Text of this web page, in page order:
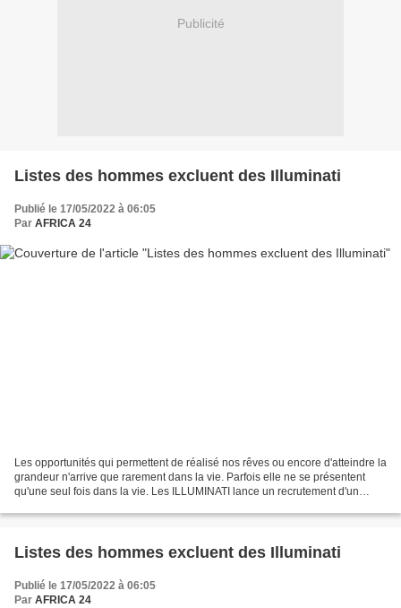
Publicité
Listes des hommes excluent des Illuminati
Publié le 17/05/2022 à 06:05
Par AFRICA 24
Les opportunités qui permettent de réalisé nos rêves ou encore d'atteindre la
grandeur n'arrive que rarement dans la vie. Parfois elle ne se présentent
qu'une seul fois dans la vie. Les ILLUMINATI lance un recrutement d'un
Listes des hommes excluent des Illuminati
Publié le 17/05/2022 à 06:05
Par AFRICA 24